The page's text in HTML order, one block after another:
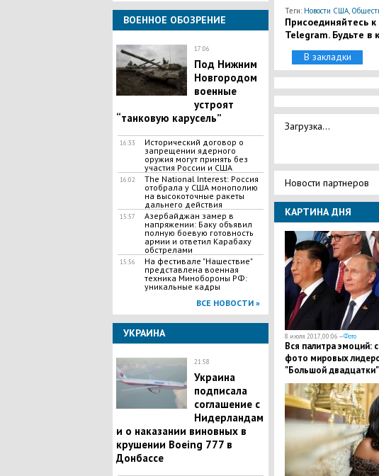
ВОЕННОЕ ОБОЗРЕНИЕ
17:06
Под Нижним
Новгородом
военные
устроят
“танковую карусель”
16:33
Исторический договор о
запрещении ядерного
оружия могут принять без
участия России и США
16:02
The National Interest: Россия
отобрала у США монополию
на высокоточные ракеты
дальнего действия
15:57
Азербайджан замер в
напряжении: Баку объявил
полную боевую готовность
армии и ответил Карабаху
обстрелами
15:56
На фестивале "Нашествие"
представлена военная
техника Минобороны РФ:
уникальные кадры
ВСЕ НОВОСТИ »
УКРАИНА
21:58
Укpaина
подписала
coглашение с
Hидерландам
и o наказании виновных в
кpyшении Воeing 777 в
Донбассе
Теги: Новости США,
Присоединяйтесь
Telegram. Будьте в
В закладки
Загрузка...
Новости партнеров
КАРТИНА ДНЯ
8 июля 2017, 00:06 —Фото
Вся палитра эмоций:
фото мировых
"Большой